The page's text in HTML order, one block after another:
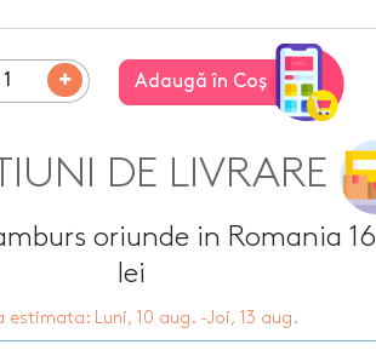
HOT
Tricouri personalizate HOT
Trofee personalizate
Tablouri motivationale
Adaugă în Coş
DE LIVRARE
oriunde in Romania 16
lei
estimata: Luni, 10 aug. -Joi, 13 aug.